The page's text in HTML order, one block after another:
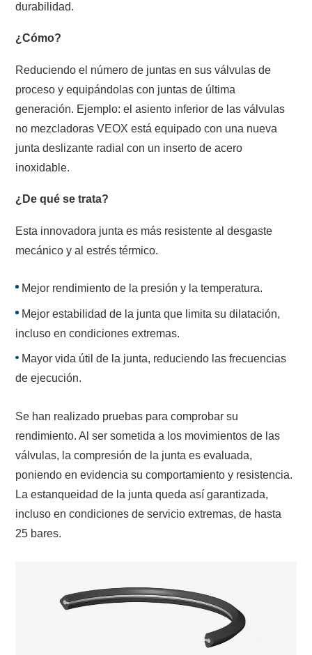
durabilidad.
¿Cómo?
Reduciendo el número de juntas en sus válvulas de
proceso y equipándolas con juntas de última
generación. Ejemplo: el asiento inferior de las válvulas
no mezcladoras VEOX está equipado con una nueva
junta deslizante radial con un inserto de acero
inoxidable.
¿De qué se trata?
Esta innovadora junta es más resistente al desgaste
mecánico y al estrés térmico.
Mejor rendimiento de la presión y la temperatura.
Mejor estabilidad de la junta que limita su dilatación,
incluso en condiciones extremas.
Mayor vida útil de la junta, reduciendo las frecuencias
de ejecución.
Se han realizado pruebas para comprobar su
rendimiento. Al ser sometida a los movimientos de las
válvulas, la compresión de la junta es evaluada,
poniendo en evidencia su comportamiento y resistencia.
La estanqueidad de la junta queda así garantizada,
incluso en condiciones de servicio extremas, de hasta
25 bares.